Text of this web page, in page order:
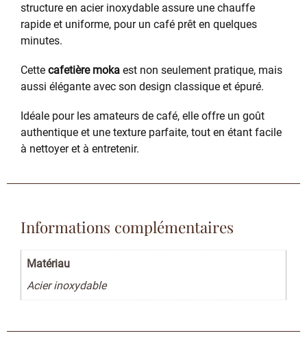
structure en acier inoxydable assure une chauffe
rapide et uniforme, pour un café prêt en quelques
minutes.
Cette cafetière moka est non seulement pratique, mais
aussi élégante avec son design classique et épuré.
Idéale pour les amateurs de café, elle offre un goût
authentique et une texture parfaite, tout en étant facile
à nettoyer et à entretenir.
Informations complémentaires
Matériau
Acier inoxydable